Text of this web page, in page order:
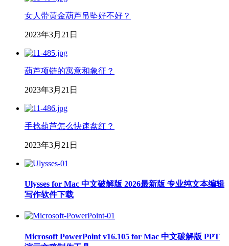
女人带黄金葫芦吊坠好不好？
2023年3月21日
葫芦项链的寓意和象征？
2023年3月21日
手捻葫芦怎么快速盘红？
2023年3月21日
Ulysses for Mac 中文破解版 2026最新版 专业纯文本编辑
写作软件下载
Microsoft PowerPoint v16.105 for Mac 中文破解版 PPT